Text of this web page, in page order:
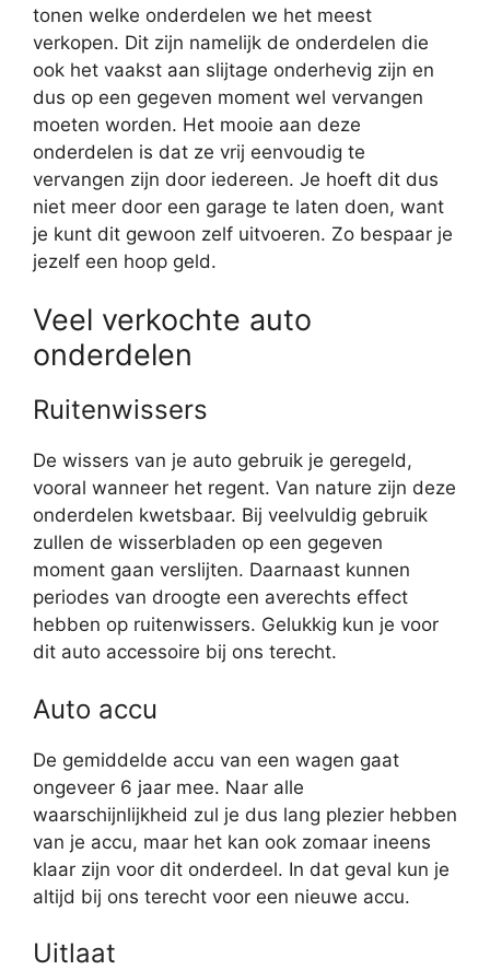
tonen welke onderdelen we het meest
verkopen. Dit zijn namelijk de onderdelen die
ook het vaakst aan slijtage onderhevig zijn en
dus op een gegeven moment wel vervangen
moeten worden. Het mooie aan deze
onderdelen is dat ze vrij eenvoudig te
vervangen zijn door iedereen. Je hoeft dit dus
niet meer door een garage te laten doen, want
je kunt dit gewoon zelf uitvoeren. Zo bespaar je
jezelf een hoop geld.
Veel verkochte auto
onderdelen
Ruitenwissers
De wissers van je auto gebruik je geregeld,
vooral wanneer het regent. Van nature zijn deze
onderdelen kwetsbaar. Bij veelvuldig gebruik
zullen de wisserbladen op een gegeven
moment gaan verslijten. Daarnaast kunnen
periodes van droogte een averechts effect
hebben op ruitenwissers. Gelukkig kun je voor
dit auto accessoire bij ons terecht.
Auto accu
De gemiddelde accu van een wagen gaat
ongeveer 6 jaar mee. Naar alle
waarschijnlijkheid zul je dus lang plezier hebben
van je accu, maar het kan ook zomaar ineens
klaar zijn voor dit onderdeel. In dat geval kun je
altijd bij ons terecht voor een nieuwe accu.
Uitlaat